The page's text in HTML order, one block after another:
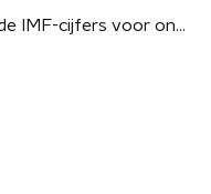
Wat betekenen de IMF-cijfers voor onze economie?